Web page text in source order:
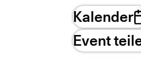
Kalender
Event